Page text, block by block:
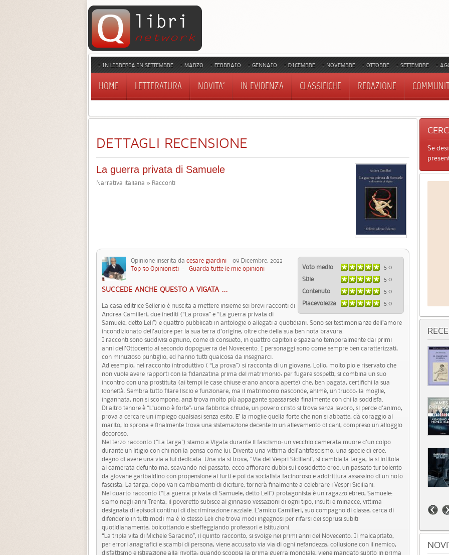
IN LIBRERIA IN SETTEMBRE MARZO FEBBRAIO GENNAIO DICEMBRE NOVEMBRE OTTOBRE SETTEMBRE
HOME LETTERATURA NOVITA' IN EVIDENZA CLASSIFICHE REDAZIONE
DETTAGLI RECENSIONE
La guerra privata di Samuele
Narrativa italiana » Racconti
Voto medio
5.0
Stile
5.0
Contenuto
5.0
Piacevolezza
5.0
Opinione inserita da cesare giardini 09 Dicembre, 2022
Top 50 Opinionisti - Guarda tutte le mie opinioni
SUCCEDE ANCHE QUESTO A VIGATA ...
La casa editrice Sellerio è riuscita a mettere insieme sei brevi racconti di
Andrea Camilleri, due inediti (“La prova” e “La guerra privata di
Samuele, detto Leli”) e quattro pubblicati in antologie o allegati a quotidiani. Sono sei testimonianze dell’amore
incondizionato dell’autore per la sua terra d’origine, oltre che della sua ben nota bravura.
I racconti sono suddivisi ognuno, come di consueto, in quattro capitoli e spaziano temporalmente dai primi
anni dell’Ottocento al secondo dopoguerra del Novecento. I personaggi sono come sempre ben caratterizzati,
con minuzioso puntiglio, ed hanno tutti qualcosa da insegnarci.
Ad esempio, nel racconto introduttivo ( “La prova”) si racconta di un giovane, Lollo, molto pio e riservato che
non vuole avere rapporti con la fidanzatina prima del matrimonio: per fugare sospetti, si combina un suo
incontro con una prostituta (ai tempi le case chiuse erano ancora aperte) che, ben pagata, certifichi la sua
idoneità. Sembra tutto filare liscio e funzionare, ma il matrimonio nasconde, ahimè, un trucco: la moglie,
ingannata, non si scompone, anzi trova molto più appagante spassarsela finalmente con chi la soddisfa.
Di altro tenore è “L’uomo è forte”: una fabbrica chiude, un povero cristo si trova senza lavoro, si perde d’animo,
prova a cercare un impiego qualsiasi senza esito. E’ la moglie quella forte che non si abbatte, dà coraggio al
marito, lo sprona e finalmente trova una sistemazione decente in un allevamento di cani, compreso un alloggio
decoroso.
Nel terzo racconto (“La targa”) siamo a Vigata durante il fascismo: un vecchio camerata muore d’un colpo
durante un litigio con chi non la pensa come lui. Diventa una vittima dell’antifascismo, una specie di eroe,
degno di avere una via a lui dedicata. Una via si trova, “Via dei Vespri Siciliani”, si cambia la targa, la si intitola
al camerata defunto ma, scavando nel passato, ecco affiorare dubbi sul cosiddetto eroe: un passato turbolento
da giovane garibaldino con propensione ai furti e poi da socialista facinoroso e addirittura assassino di un noto
fascista. La targa, dopo vari cambiamenti di diciture, tornerà finalmente a celebrare i Vespri Siciliani.
Nel quarto racconto (“La guerra privata di Samuele, detto Leli”) protagonista è un ragazzo ebreo, Samuele:
siamo negli anni Trenta, il poveretto subisce al ginnasio vessazioni di ogni tipo, insulti e minacce, vittima
designata di episodi continui di discriminazione razziale. L’amico Camilleri, suo compagno di classe, cerca di
difenderlo in tutti modi ma è lo stesso Leli che trova modi ingegnosi per rifarsi dei soprusi subiti
quotidianamente, boicottando e sbeffeggiando professori e istituzioni.
“La tripla vita di Michele Saracino”, il quinto racconto, si svolge nei primi anni del Novecento. Il malcapitato,
per errori anagrafici e scambi di persona, viene accusato via via di ogni nefandezza, collusione con il nemico,
disfattismo e istigazione alla rivolta: quando scoppia la prima guerra mondiale, viene mandato subito in prima
Se